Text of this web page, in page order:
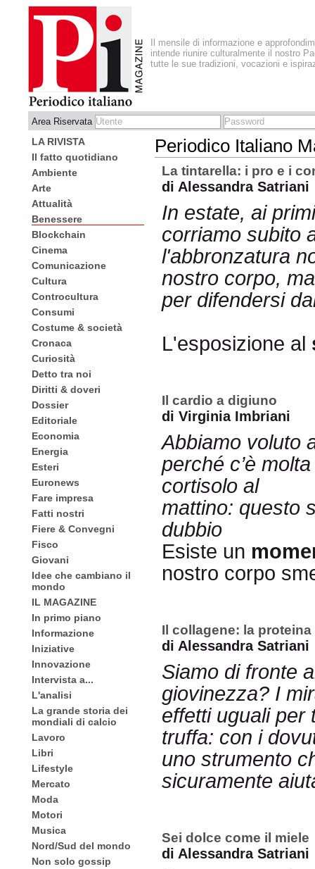
Il mensile di informazione e
intende riunire culturalmente il nostro
tutte le sue tradizioni, vocazioni e
Area Riservata
LA RIVISTA
Il fatto quotidiano
Ambiente
Arte
Attualità
Benessere
Blockchain
Cinema
Comunicazione
Cultura
Controcultura
Consumi
Costume & società
Cronaca
Curiosità
Detto tra noi
Diritti & doveri
Dossier
Editoriale
Economia
Energia
Esteri
Euronews
Fare impresa
Fatti nostri
Fiere & Convegni
Fisco
Giovani
Idee che cambiano il
mondo
IL MAGAZINE
In primo piano
Informazione
Iniziative
Innovazione
Intervista a...
L'analisi
La grande storia dei
mondiali di calcio
Lavoro
Libri
Lifestyle
Mercato
Moda
Motori
Musica
Nord/Sud del mondo
Non solo gossip
Periodico Italiano
La tintarella: i pro e i
di Alessandra Satriani
In estate, ai
corriamo subito
l'abbronzatura
nostro corpo,
per difendersi
L'esposizione al
Il cardio a digiuno
di Virginia Imbriani
Abbiamo voluto
perché c’è
cortisolo al
mattino: questo
dubbio
Esiste un
nostro corpo
Il collagene: la
di Alessandra Satriani
Siamo di fronte
giovinezza? I
effetti uguali per
truffa: con i
uno strumento
sicuramente
Sei dolce come il miele
di Alessandra Satriani